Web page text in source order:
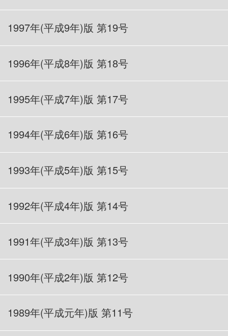
1997年(平成9年)版 第19号
1996年(平成8年)版 第18号
1995年(平成7年)版 第17号
1994年(平成6年)版 第16号
1993年(平成5年)版 第15号
1992年(平成4年)版 第14号
1991年(平成3年)版 第13号
1990年(平成2年)版 第12号
1989年(平成元年)版 第11号